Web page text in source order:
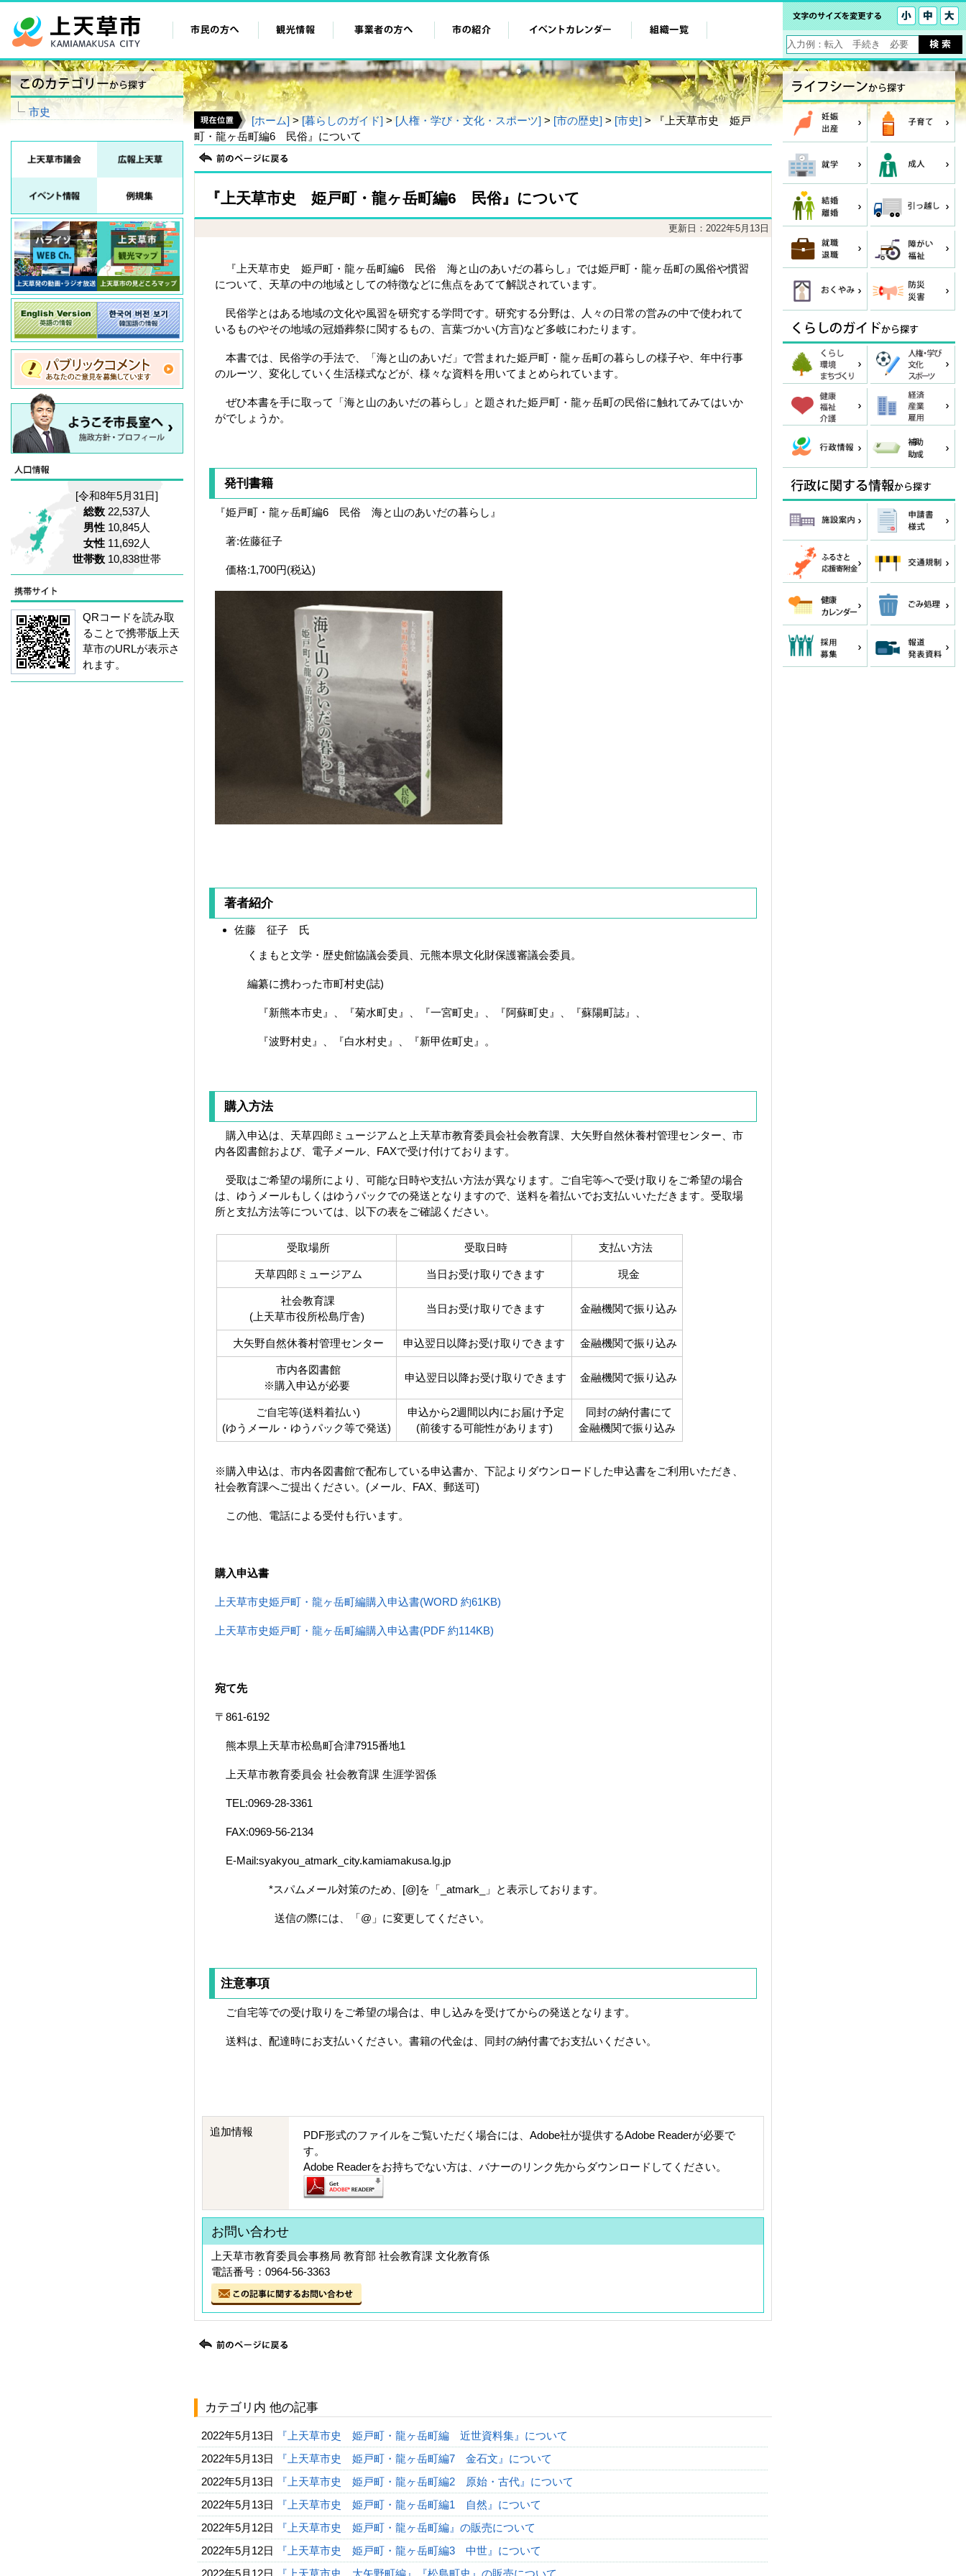
[ホーム]>[暮らしのガイド] >[人権・学び・文化・スポーツ]>[市の歴史]>[市史]> 『上天草市史 姫戸
町・龍ヶ岳町編6 民俗』について
『上天草市史 姫戸町・龍ヶ岳町編6 民俗』について
更新日：2022年5月13日
『上天草市史 姫戸町・龍ヶ岳町編6 民俗 海と山のあいだの暮らし』では姫戸町・龍ヶ岳町の風俗や慣習
について、天草の中の地域としての特徴などに焦点をあてて解説されています。
民俗学とはある地域の文化や風習を研究する学問です。研究する分野は、人々の日常の営みの中で使われて
いるものやその地域の冠婚葬祭に関するもの、言葉づかい(方言)など多岐にわたります。
本書では、民俗学の手法で、「海と山のあいだ」で営まれた姫戸町・龍ヶ岳町の暮らしの様子や、年中行事
のルーツ、変化していく生活様式などが、様々な資料を用いてまとめられています。
ぜひ本書を手に取って「海と山のあいだの暮らし」と題された姫戸町・龍ヶ岳町の民俗に触れてみてはいか
がでしょうか。
発刊書籍
『姫戸町・龍ヶ岳町編6 民俗 海と山のあいだの暮らし』
著:佐藤征子
価格:1,700円(税込)
著者紹介
佐藤 征子 氏
くまもと文学・歴史館協議会委員、元熊本県文化財保護審議会委員。
編纂に携わった市町村史(誌)
『新熊本市史』、『菊水町史』、『一宮町史』、『阿蘇町史』、『蘇陽町誌』、
『波野村史』、『白水村史』、『新甲佐町史』。
購入方法
購入申込は、天草四郎ミュージアムと上天草市教育委員会社会教育課、大矢野自然休養村管理センター、市
内各図書館および、電子メール、FAXで受け付けております。
受取はご希望の場所により、可能な日時や支払い方法が異なります。ご自宅等へで受け取りをご希望の場合
は、ゆうメールもしくはゆうパックでの発送となりますので、送料を着払いでお支払いいただきます。受取場
所と支払方法等については、以下の表をご確認ください。
受取場所 受取日時 支払い方法
天草四郎ミュージアム 当日お受け取りできます 現金
社会教育課
(上天草市役所松島庁舎)
当日お受け取りできます 金融機関で振り込み
大矢野自然休養村管理センター 申込翌日以降お受け取りできます 金融機関で振り込み
市内各図書館
※購入申込が必要
申込翌日以降お受け取りできます 金融機関で振り込み
ご自宅等(送料着払い)
(ゆうメール・ゆうパック等で発送)
申込から2週間以内にお届け予定
(前後する可能性があります)
同封の納付書にて
金融機関で振り込み
※購入申込は、市内各図書館で配布している申込書か、下記よりダウンロードした申込書をご利用いただき、
社会教育課へご提出ください。(メール、FAX、郵送可)
この他、電話による受付も行います。
購入申込書
上天草市史姫戸町・龍ヶ岳町編購入申込書(WORD 約61KB)
上天草市史姫戸町・龍ヶ岳町編購入申込書(PDF 約114KB)
宛て先
〒861-6192
熊本県上天草市松島町合津7915番地1
上天草市教育委員会 社会教育課 生涯学習係
TEL:0969-28-3361
FAX:0969-56-2134
E-Mail:syakyou_atmark_city.kamiamakusa.lg.jp
*スパムメール対策のため、[@]を「_atmark_」と表示しております。
送信の際には、「@」に変更してください。
注意事項
ご自宅等での受け取りをご希望の場合は、申し込みを受けてからの発送となります。
送料は、配達時にお支払いください。書籍の代金は、同封の納付書でお支払いください。
追加情報
PDF形式のファイルをご覧いただく場合には、Adobe社が提供するAdobe Readerが必要で
す。
Adobe Readerをお持ちでない方は、バナーのリンク先からダウンロードしてください。
お問い合わせ
上天草市教育委員会事務局 教育部 社会教育課 文化教育係
電話番号：0964-56-3363
カテゴリ内 他の記事
2022年5月13日
『上天草市史 姫戸町・龍ヶ岳町編 近世資料集』について
2022年5月13日
『上天草市史 姫戸町・龍ヶ岳町編7 金石文』について
2022年5月13日
『上天草市史 姫戸町・龍ヶ岳町編2 原始・古代』について
2022年5月13日
『上天草市史 姫戸町・龍ヶ岳町編1 自然』について
2022年5月12日
『上天草市史 姫戸町・龍ヶ岳町編』の販売について
2022年5月12日
『上天草市史 姫戸町・龍ヶ岳町編3 中世』について
2022年5月12日
『上天草市史 大矢野町編』『松島町史』の販売について
市史
[令和8年5月31日]
総数 22,537人
男性 10,845人
女性 11,692人
世帯数 10,838世帯
QRコードを読み取
ることで携帯版上天
草市のURLが表示さ
れます。